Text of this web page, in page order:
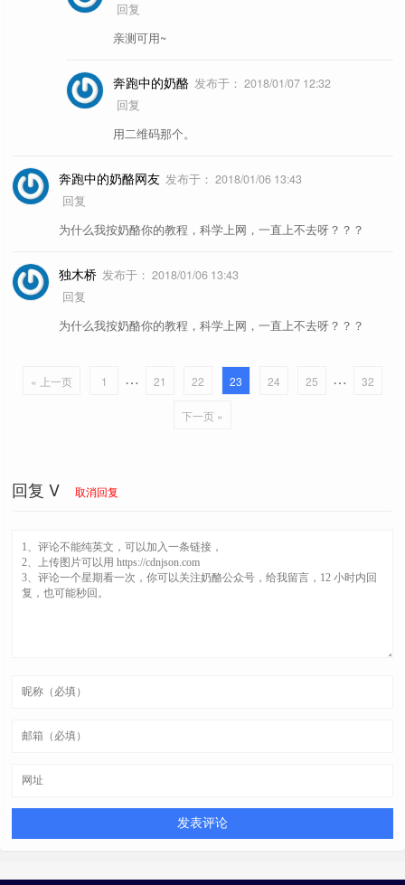
回复
亲测可用~
奔跑中的奶酪 发布于： 2018/01/07 12:32
回复
用二维码那个。
奔跑中的奶酪网友 发布于： 2018/01/06 13:43
回复
为什么我按奶酪你的教程，科学上网，一直上不去呀？？？
独木桥 发布于： 2018/01/06 13:43
回复
为什么我按奶酪你的教程，科学上网，一直上不去呀？？？
« 上一页 1 … 21 22 23 24 25 … 32
下一页 »
回复 V 取消回复